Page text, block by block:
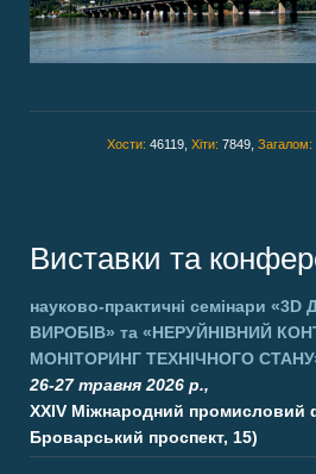
Хости: 46119, Хіти: 7849, Загалом:
Виставки та
науково-практичні семінари «3D
ВИРОБІВ» та «НЕРУЙНІВНИЙ
МОНІТОРИНГ ТЕХНІЧНОГО
26-27 травня 2026 р.,
XXIV Міжнародний промисловий
Броварський проспект, 15)